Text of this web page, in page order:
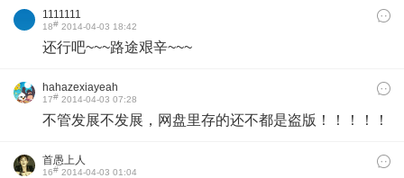
1111111
18# 2014-04-03 18:42
还行吧~~~路途艰辛~~~
hahazexiayeah
17# 2014-04-03 07:28
不管发展不发展，网盘里存的还不都是盗版！！！！！
首愚上人
16# 2014-04-03 01:04